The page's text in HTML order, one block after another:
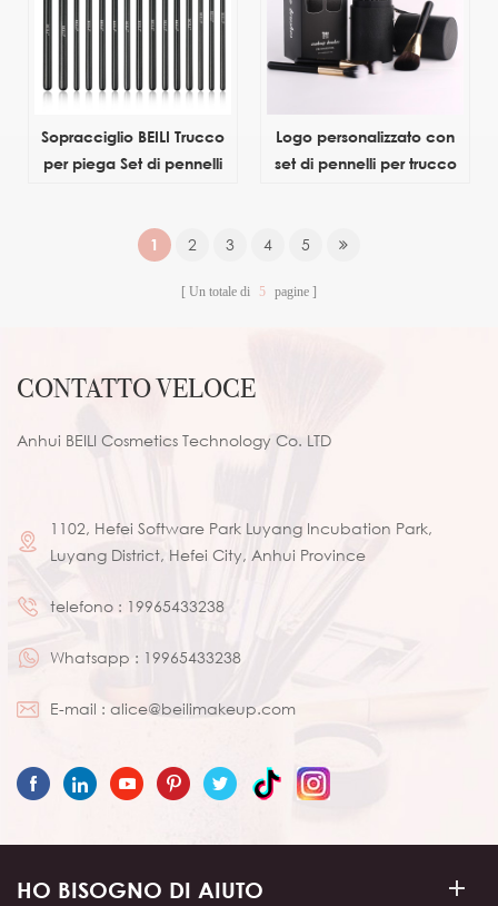
Sopracciglio BEILI Trucco
per piega Set di pennelli
con organizer per l'angolo
Logo personalizzato con
set di pennelli per trucco
1 2 3 4 5
Un totale di 5 pagine
CONTATTO VELOCE
Anhui BEILI Cosmetics Technology Co. LTD
1102, Hefei Software Park Luyang Incubation Park,
Luyang District, Hefei City, Anhui Province
telefono : 19965433238
Whatsapp : 19965433238
E-mail : alice@beilimakeup.com
HO BISOGNO DI AIUTO